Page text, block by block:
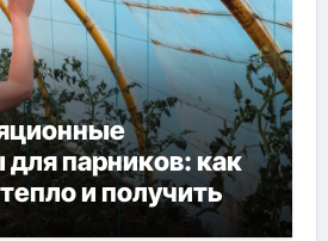
парников: как
и получить